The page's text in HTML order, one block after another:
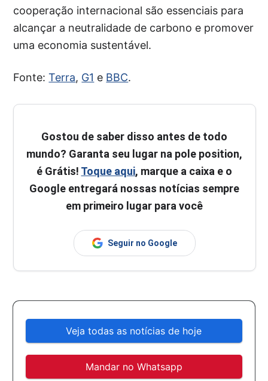
cooperação internacional são essenciais para
alcançar a neutralidade de carbono e promover
uma economia sustentável.
Fonte:Terra, G1 e BBC.
Gostou de saber disso antes de todo
mundo? Garanta seu lugar na pole position,
é Grátis! Toque aqui, marque a caixa e o
Google entregará nossas notícias sempre
em primeiro lugar para você
Seguir no Google
Veja todas as notícias de hoje
Mandar no Whatsapp